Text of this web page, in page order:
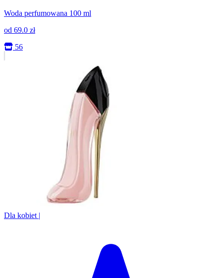
Woda perfumowana 100 ml
od 69.0 zł
56
Dla kobiet |